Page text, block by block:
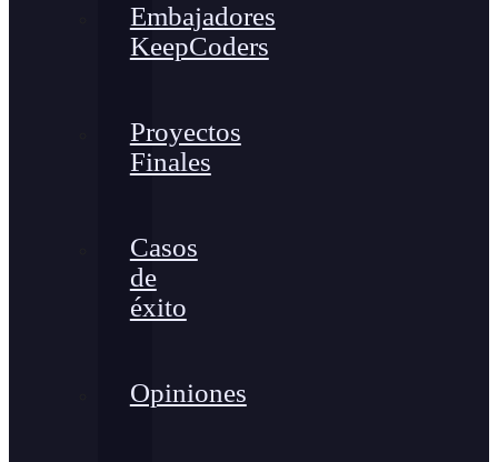
Embajadores
KeepCoders
Proyectos
Finales
Casos
de
éxito
Opiniones